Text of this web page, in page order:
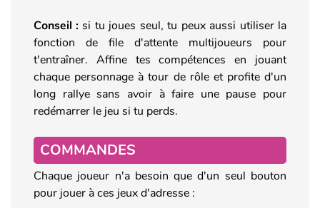
Conseil : si tu joues seul, tu peux aussi utiliser la
fonction de file d'attente multijoueurs pour
t'entraîner. Affine tes compétences en jouant
chaque personnage à tour de rôle et profite d'un
long rallye sans avoir à faire une pause pour
redémarrer le jeu si tu perds.
COMMANDES
Chaque joueur n'a besoin que d'un seul bouton
pour jouer à ces jeux d'adresse :